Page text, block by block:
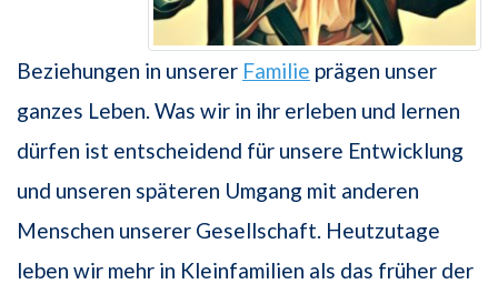
Beziehungen in unserer Familie prägen unser
ganzes Leben. Was wir in ihr erle­ben und lernen
dürfen ist entscheidend für unsere Entwicklung
und unseren späteren Umgang mit anderen
Menschen unserer Gesellschaft. Heutzutage
leben wir mehr in Kleinfamilien als das früher der